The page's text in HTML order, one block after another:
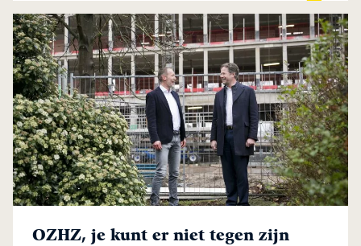
OZHZ, je kunt er niet tegen zijn